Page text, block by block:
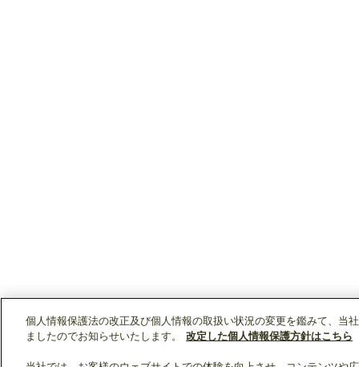
個人情報保護法の改正及び個人情報の取扱い状況の変更を鑑みて、当
ましたのでお知らせいたします。
改定した個人情報保護方針はこちら